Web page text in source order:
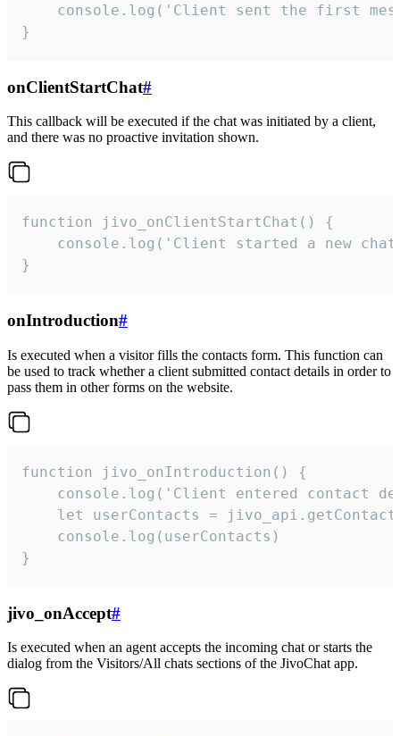
console.log('Client sent the first
}
onClientStartChat#
This callback will be executed if the chat was initiated by a client,
and there was no proactive invitation shown.
function jivo_onClientStartChat() {
console.log('Client started a new
}
onIntroduction#
Is executed when a visitor fills the contacts form. This function can
be used to track whether a client submitted contact details in order to
pass them in other forms on the website.
function jivo_onIntroduction() {
console.log('Client entered contact
let userContacts =
    console.log(userContacts)
}
jivo_onAccept#
Is executed when an agent accepts the incoming chat or starts the
dialog from the Visitors/All chats sections of the JivoChat app.